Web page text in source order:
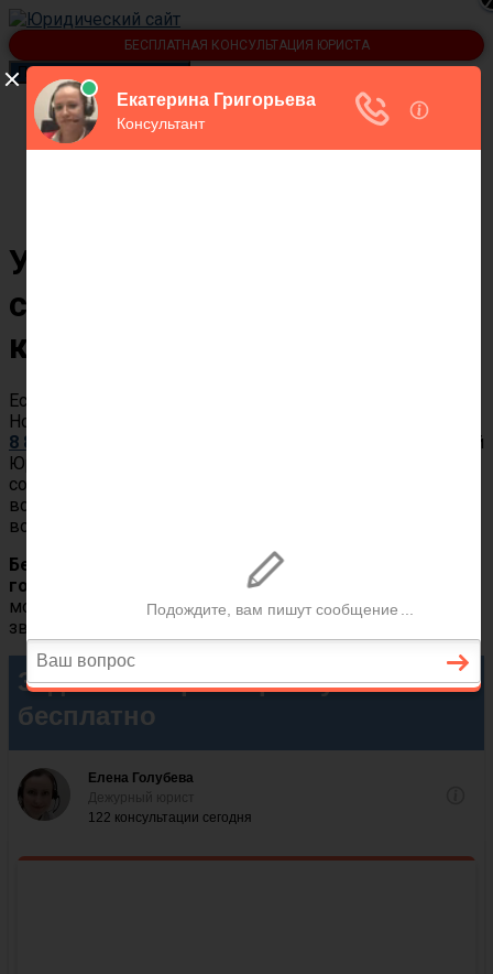
БЕСПЛАТНАЯ КОНСУЛЬТАЦИЯ ЮРИСТА
Переключить навигацию
Статьи
Контакты юристов
О юридическом сайте
Услуги юриста по
составлению брачного
контракта в Новочеркасске
Если вам нужен юрист по брачному договору в
Новочеркасске, звоните по бесплатному номеру
8 800 350 61 98
или оставьте заявку онлайн. Портал “Твой
Юрист” поможет связаться с юристом или адвокатом по
составлению брачного контракта, который ответит на
все вопросы круглосуточно, без перерывов. Задавайте
вопросы прямо сейчас.
Бесплатная юридическая брачная консультация в
городе Новочеркасск бесплатна.
можете заказать платные услуги юриста. Пишите или
звоните прямо сейчас, проблема не решится сама собой!